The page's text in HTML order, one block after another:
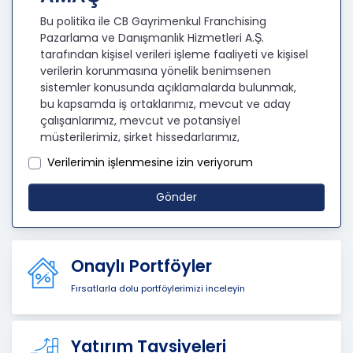
Bu politika ile CB Gayrimenkul Franchising
Pazarlama ve Danışmanlık Hizmetleri A.Ş.
tarafından kişisel verileri işleme faaliyeti ve kişisel
verilerin korunmasına yönelik benimsenen
sistemler konusunda açıklamalarda bulunmak,
bu kapsamda iş ortaklarımız, mevcut ve aday
çalışanlarımız, mevcut ve potansiyel
müşterilerimiz, şirket hissedarlarımız,
ziyaretçilerimiz ve üçüncü kişiler başta olmak
üzer kişisel verileri şirketimiz tarafından işlenen
kişilerin bilgilendirilerek şeffaflığın sağlanması
KİŞİSEL VERİLERİN İŞLENMESİ
İLKELERİ
KVKK’ya uyumluluğun sağlanması için CB
Danışmanlık Hizmetleri A.Ş. tarafından kişisel
veriler mevzuatta öngörülen genel ilke ve
Verilerimin işlenmesine izin veriyorum
Gönder
Onaylı Portföyler
Fırsatlarla dolu portföylerimizi inceleyin
Yatırım Tavsiyeleri